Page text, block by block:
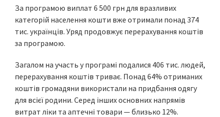
За програмою виплат 6 500 грн для вразливих
категорій населення кошти вже отримали понад 374
тис. українців. Уряд продовжує перерахування коштів
за програмою.
Загалом на участь у програмі подалися 406 тис. людей,
перерахування коштів триває. Понад 64% отриманих
коштів громадяни використали на придбання одягу
для всієї родини. Серед інших основних напрямів
витрат ліки та аптечні товари — близько 12%.